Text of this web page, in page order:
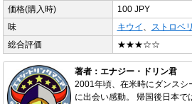
価格(購入時)
100 JPY
味
キウイ 、
ストロベ
総合評価
★★★☆☆
著者：エナジー・ドリン君
2001年頃、在米時にダンスシ
に出会い感動。 帰国後日本で